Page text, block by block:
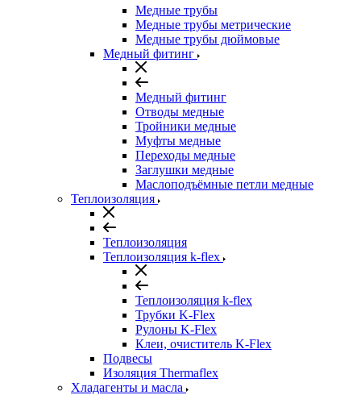
Медные трубы
Медные трубы метрические
Медные трубы дюймовые
Медный фитинг
Медный фитинг
Отводы медные
Тройники медные
Муфты медные
Переходы медные
Заглушки медные
Маслоподъёмные петли медные
Теплоизоляция
Теплоизоляция
Теплоизоляция k-flex
Теплоизоляция k-flex
Трубки K-Flex
Рулоны K-Flex
Клеи, очиститель K-Flex
Подвесы
Изоляция Thermaflex
Хладагенты и масла